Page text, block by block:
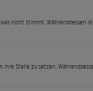
nicht stimmt. Währenddessen
Stelle zu setzen.